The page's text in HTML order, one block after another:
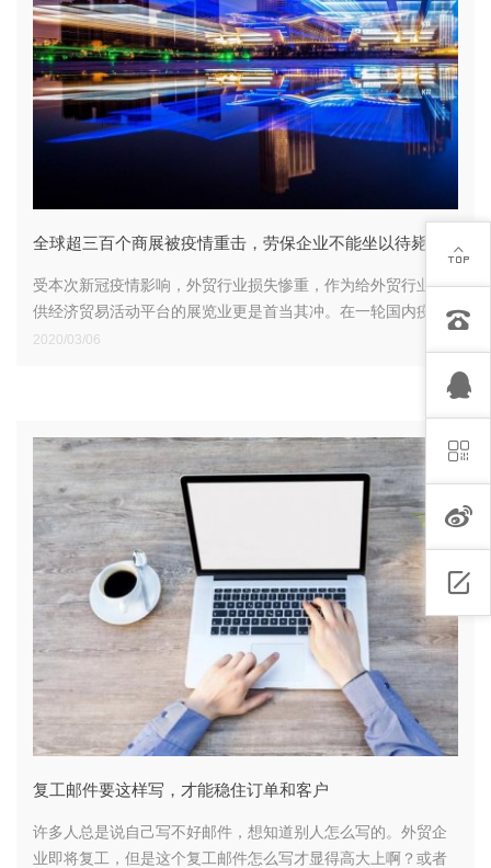
全球超三百个商展被疫情重击，劳保企业不能坐以待毙
受本次新冠疫情影响，外贸行业损失惨重，作为给外贸行业提
供经济贸易活动平台的展览业更是首当其冲。在一轮国内疫情
打击过后，外贸人艰难复工，应该何去何从？
2020/03/06
复工邮件要这样写，才能稳住订单和客户
许多人总是说自己写不好邮件，想知道别人怎么写的。外贸企
业即将复工，但是这个复工邮件怎么写才显得高大上啊？或者